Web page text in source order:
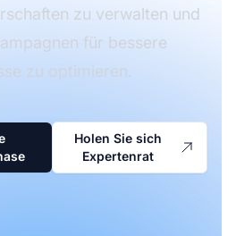
zu verwalten und
für bessere
zu optimieren.
Holen Sie sich
Expertenrat